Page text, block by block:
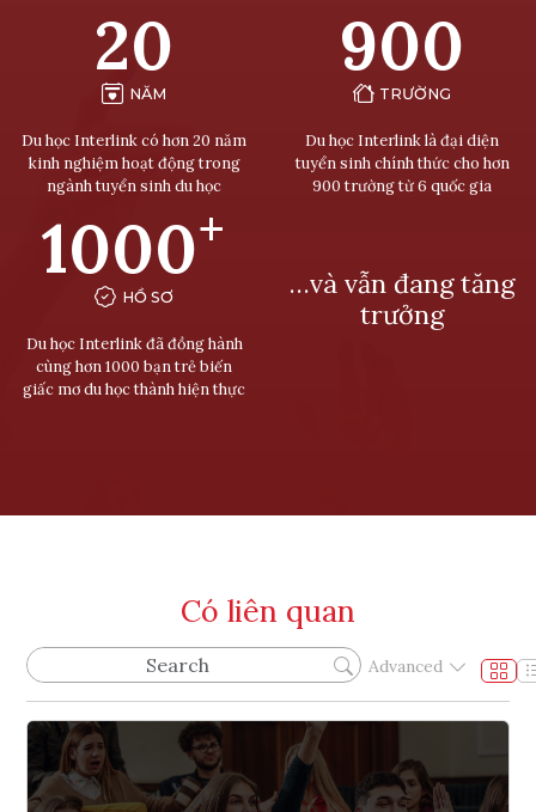
20
NĂM
Du học Interlink có hơn 20 năm
kinh nghiệm hoạt động trong
ngành tuyển sinh du học
900
TRƯỜNG
Du học Interlink là đại diện
tuyển sinh chính thức cho hơn
900 trường từ 6 quốc gia
1000+
HỒ SƠ
Du học Interlink đã đồng hành
cùng hơn 1000 bạn trẻ biến
giấc mơ du học thành hiện thực
…và vẫn đang tăng
trưởng
Có liên quan
Advanced